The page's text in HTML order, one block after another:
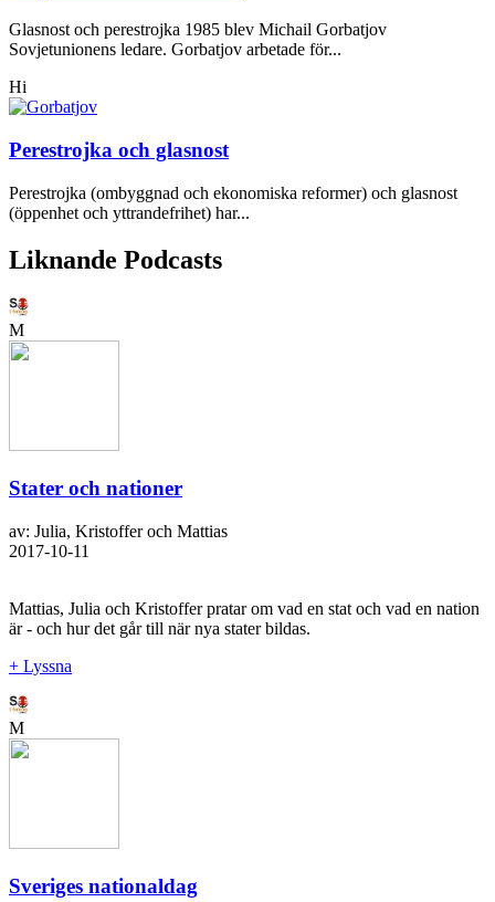
Glasnost och perestrojka 1985 blev Michail Gorbatjov
Sovjetunionens ledare. Gorbatjov arbetade för...
Hi
Perestrojka och glasnost
Perestrojka (ombyggnad och ekonomiska reformer) och glasnost
(öppenhet och yttrandefrihet) har...
Liknande Podcasts
M
Stater och nationer
av: Julia, Kristoffer och Mattias
2017-10-11
Mattias, Julia och Kristoffer pratar om vad en stat och vad en nation
är - och hur det går till när nya stater bildas.
+ Lyssna
M
Sveriges nationaldag